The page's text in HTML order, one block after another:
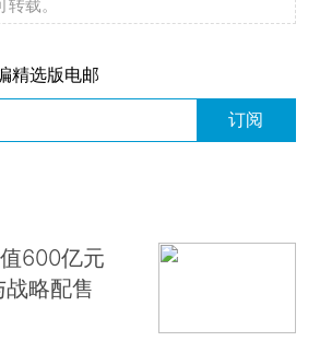
载。
精选版电邮
订阅
600亿元
略配售